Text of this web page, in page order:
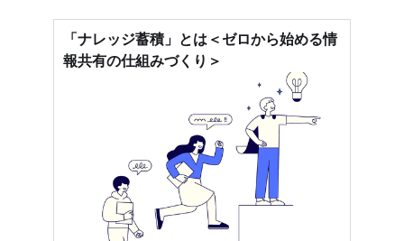
「ナレッジ蓄積」とは＜ゼロから始める情
報共有の仕組みづくり＞